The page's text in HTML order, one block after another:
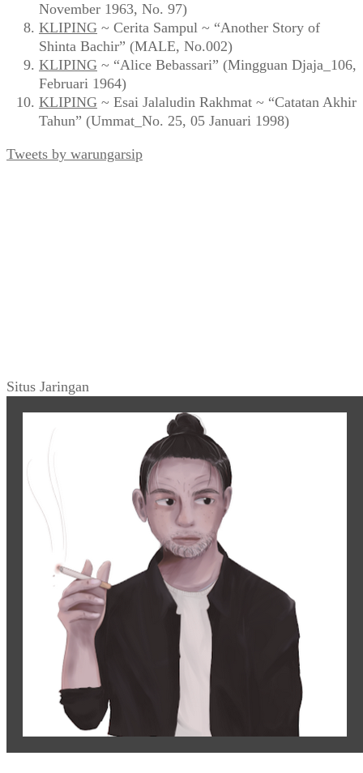
November 1963, No. 97)
KLIPING ~ Cerita Sampul ~ “Another Story of
Shinta Bachir” (MALE, No.002)
KLIPING ~ “Alice Bebassari” (Mingguan Djaja_106,
Februari 1964)
KLIPING ~ Esai Jalaludin Rakhmat ~ “Catatan Akhir
Tahun” (Ummat_No. 25, 05 Januari 1998)
Tweets by warungarsip
Situs Jaringan